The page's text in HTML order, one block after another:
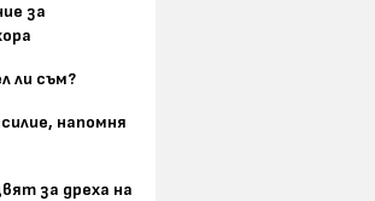
за
ли съм?
напомня
за дреха на